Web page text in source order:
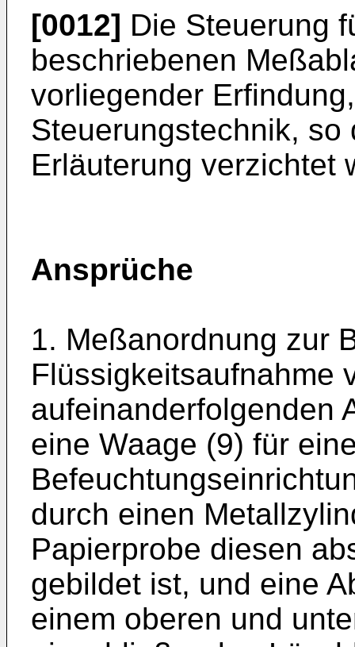
[0012] Die Steuerung
beschriebenen
vorliegender
Steuerungstechnik,
Erläuterung verzichtet
Ansprüche
1. Meßanordnung zur
Flüssigkeitsaufnahme
aufeinanderfolgenden
eine Waage (9) für
durch einen
Papierprobe diesen
gebildet ist, und eine
einem oberen und